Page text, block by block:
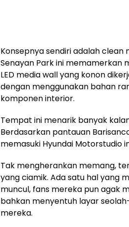
Konsepnya sendiri adalah clean
Senayan Park ini memamerkan
LED media wall yang konon
dengan menggunakan bahan
komponen interior.
Tempat ini menarik banyak
Berdasarkan pantauan
memasuki Hyundai Motorstudio
Tak mengherankan memang,
yang ciamik. Ada satu hal yang
muncul, fans mereka pun agak
bahkan menyentuh layar
mereka.